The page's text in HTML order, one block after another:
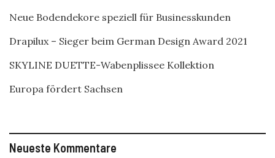
Neue Bodendekore speziell für Businesskunden
Drapilux – Sieger beim German Design Award 2021
SKYLINE DUETTE-Wabenplissee Kollektion
Europa fördert Sachsen
Neueste Kommentare